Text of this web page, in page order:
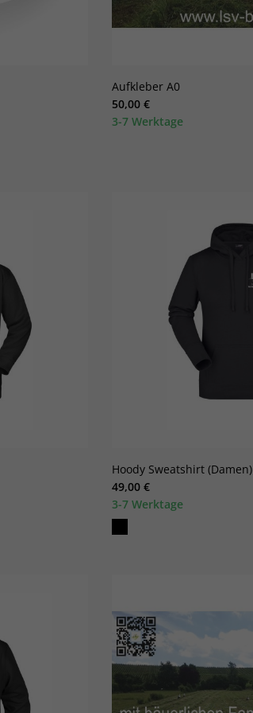
Aufkleber A0
50,00 €
3-7 Werktage
Hoody Sweatshirt (Damen)
49,00 €
3-7 Werktage